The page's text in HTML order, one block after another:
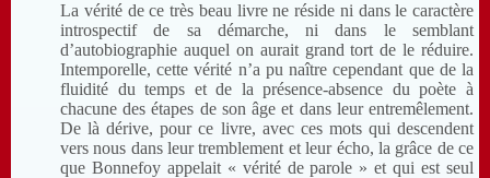
La vérité de ce très beau livre ne réside ni dans le caractère
introspectif de sa démarche, ni dans le semblant
d’autobiographie auquel on aurait grand tort de le réduire.
Intemporelle, cette vérité n’a pu naître cependant que de la
fluidité du temps et de la présence-absence du poète à
chacune des étapes de son âge et dans leur entremêlement.
De là dérive, pour ce livre, avec ces mots qui descendent
vers nous dans leur tremblement et leur écho, la grâce de ce
que Bonnefoy appelait « vérité de parole » et qui est seul